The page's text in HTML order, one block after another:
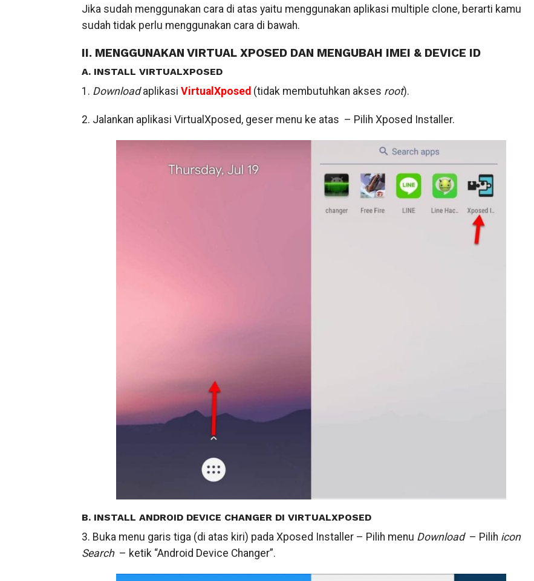
Jika sudah menggunakan cara di atas yaitu menggunakan aplikasi multiple clone, berarti kamu
sudah tidak perlu menggunakan cara di bawah.
II. MENGGUNAKAN VIRTUAL XPOSED DAN MENGUBAH IMEI & DEVICE ID
A. INSTALL VIRTUALXPOSED
1. Downloadaplikasi VirtualXposed (tidak membutuhkan akses root).
2. Jalankan aplikasi VirtualXposed, geser menu ke atas – Pilih Xposed Installer.
B. INSTALL ANDROID DEVICE CHANGER DI VIRTUALXPOSED
3. Buka menu garis tiga (di atas kiri) pada Xposed Installer – Pilih menu Download– Pilih icon
Search– ketik “Android Device Changer”.